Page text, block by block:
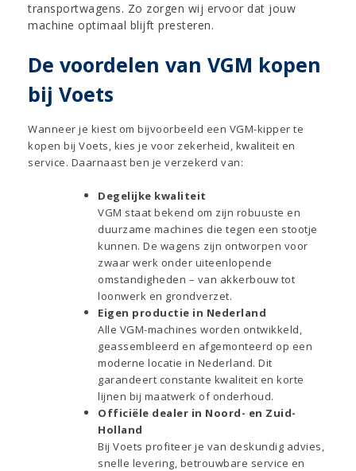
transportwagens. Zo zorgen wij ervoor dat jouw
machine optimaal blijft presteren.
De voordelen van VGM kopen
bij Voets
Wanneer je kiest om bijvoorbeeld een VGM-kipper te
kopen bij Voets, kies je voor zekerheid, kwaliteit en
service. Daarnaast ben je verzekerd van:
Degelijke kwaliteit
VGM staat bekend om zijn robuuste en
duurzame machines die tegen een stootje
kunnen. De wagens zijn ontworpen voor
zwaar werk onder uiteenlopende
omstandigheden – van akkerbouw tot
loonwerk en grondverzet.
Eigen productie in Nederland
Alle VGM-machines worden ontwikkeld,
geassembleerd en afgemonteerd op een
moderne locatie in Nederland. Dit
garandeert constante kwaliteit en korte
lijnen bij maatwerk of onderhoud.
Officiële dealer in Noord- en Zuid-
Holland
Bij Voets profiteer je van deskundig advies,
snelle levering, betrouwbare service en